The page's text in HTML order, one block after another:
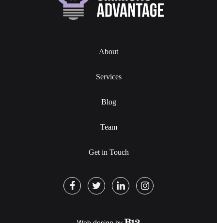
About
Services
Blog
Team
Get in Touch